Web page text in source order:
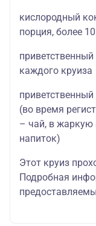
кислородный
порция, более
каждого круиза
(во время
– чай, в жаркую
напиток)
Этот круиз
Подробная